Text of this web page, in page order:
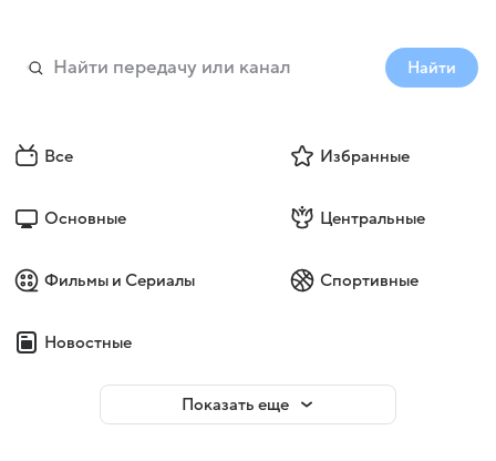
Найти
Все Избранные
Основные Центральные
Фильмы и Сериалы Спортивные
Новостные
Показать еще